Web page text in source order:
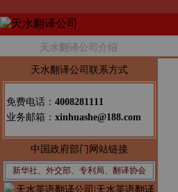
天水翻译公司介绍
天水翻译公司联系方式
免费电话： 4008281111
业务邮箱： xinhuashe@188.com
中国政府部门网站链接
新华社、外交部、专利局、翻译协会